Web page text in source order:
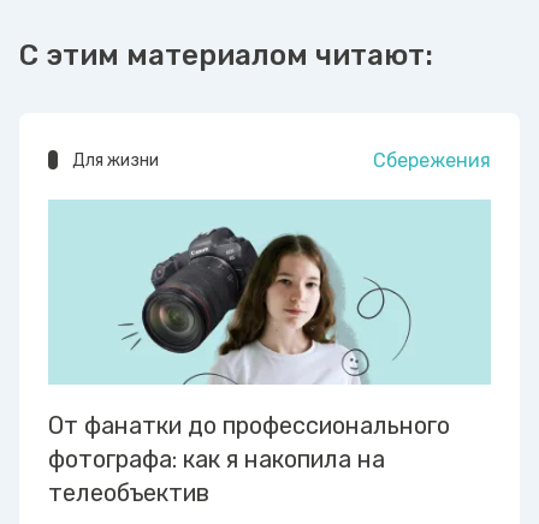
С этим материалом читают:
Для жизни Сбережения
От фанатки до профессионального
фотографа: как я накопила на
телеобъектив